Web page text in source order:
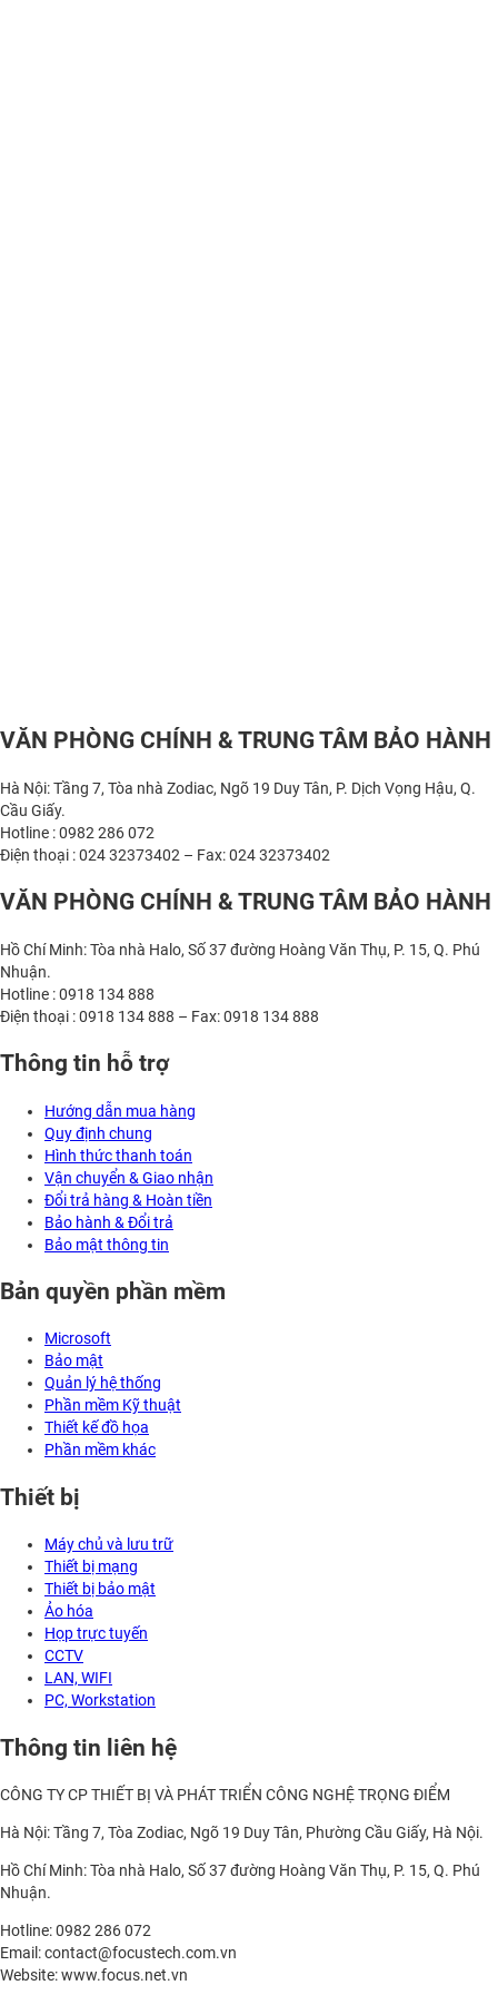
VĂN PHÒNG CHÍNH & TRUNG TÂM BẢO HÀNH
Hà Nội: Tầng 7, Tòa nhà Zodiac, Ngõ 19 Duy Tân, P. Dịch Vọng Hậu, Q.
Cầu Giấy.
Hotline : 0982 286 072
Điện thoại : 024 32373402 – Fax: 024 32373402
VĂN PHÒNG CHÍNH & TRUNG TÂM BẢO HÀNH
Hồ Chí Minh: Tòa nhà Halo, Số 37 đường Hoàng Văn Thụ, P. 15, Q. Phú
Nhuận.
Hotline : 0918 134 888
Điện thoại : 0918 134 888 – Fax: 0918 134 888
Thông tin hỗ trợ
Hướng dẫn mua hàng
Quy định chung
Hình thức thanh toán
Vận chuyển & Giao nhận
Đổi trả hàng & Hoàn tiền
Bảo hành & Đổi trả
Bảo mật thông tin
Bản quyền phần mềm
Microsoft
Bảo mật
Quản lý hệ thống
Phần mềm Kỹ thuật
Thiết kế đồ họa
Phần mềm khác
Thiết bị
Máy chủ và lưu trữ
Thiết bị mạng
Thiết bị bảo mật
Ảo hóa
Họp trực tuyến
CCTV
LAN, WIFI
PC, Workstation
Thông tin liên hệ
CÔNG TY CP THIẾT BỊ VÀ PHÁT TRIỂN CÔNG NGHỆ TRỌNG ĐIỂM
Hà Nội: Tầng 7, Tòa Zodiac, Ngõ 19 Duy Tân, Phường Cầu Giấy, Hà Nội.
Hồ Chí Minh: Tòa nhà Halo, Số 37 đường Hoàng Văn Thụ, P. 15, Q. Phú
Nhuận.
Hotline: 0982 286 072
Email: contact@focustech.com.vn
Website: www.focus.net.vn